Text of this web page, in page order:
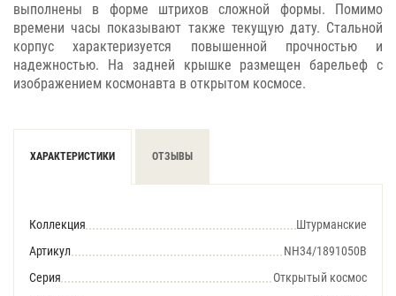
выполнены в форме штрихов сложной формы. Помимо
времени часы показывают также текущую дату. Стальной
корпус характеризуется повышенной прочностью и
надежностью. На задней крышке размещен барельеф с
изображением космонавта в открытом космосе.
ХАРАКТЕРИСТИКИ ОТЗЫВЫ
Коллекция
Штурманские
Артикул
NH34/1891050В
Серия
Открытый космос